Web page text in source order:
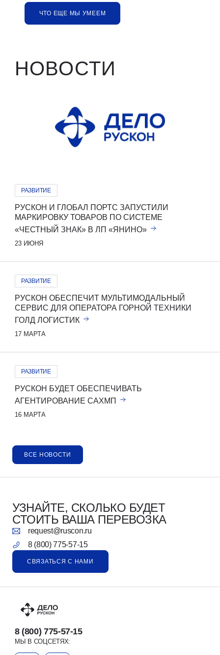
ЧТО ЕЩЕ МЫ УМЕЕМ
НОВОСТИ
РАЗВИТИЕ
РУСКОН И ГЛОБАЛ ПОРТС ЗАПУСТИЛИ
МАРКИРОВКУ ТОВАРОВ ПО СИСТЕМЕ
«ЧЕСТНЫЙ ЗНАК» В ЛП «ЯНИНО»
23 ИЮНЯ
РАЗВИТИЕ
РУСКОН ОБЕСПЕЧИТ МУЛЬТИМОДАЛЬНЫЙ
СЕРВИС ДЛЯ ОПЕРАТОРА ГОРНОЙ ТЕХНИКИ
ГОЛД ЛОГИСТИК
17 МАРТА
РАЗВИТИЕ
РУСКОН БУДЕТ ОБЕСПЕЧИВАТЬ
АГЕНТИРОВАНИЕ САХМП
16 МАРТА
ВСЕ НОВОСТИ
УЗНАЙТЕ, СКОЛЬКО БУДЕТ
СТОИТЬ ВАША ПЕРЕВОЗКА
request@ruscon.ru
8 (800) 775-57-15
СВЯЗАТЬСЯ С НАМИ
8 (800) 775-57-15
МЫ В СОЦСЕТЯХ: